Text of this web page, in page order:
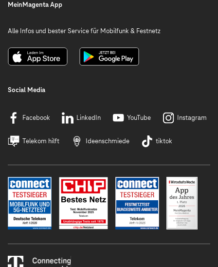
MeinMagenta App
Alle Infos und bester Service für Mobilfunk & Festnetz
Social Media
Facebook LinkedIn YouTube Instagram
Telekom hilft Ideenschmiede tiktok